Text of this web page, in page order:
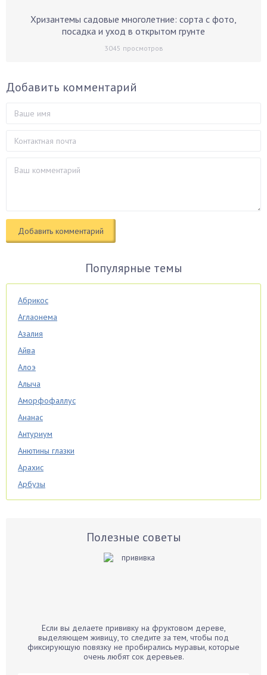
Хризантемы садовые многолетние: сорта с фото,
посадка и уход в открытом грунте
3045 просмотров
Добавить комментарий
Популярные темы
Абрикос
Аглаонема
Азалия
Айва
Алоэ
Алыча
Аморфофаллус
Ананас
Антуриум
Анютины глазки
Арахис
Арбузы
Аспарагус
Бархатцы
Бегония
Полезные советы
Если вы делаете прививку на фруктовом дереве,
выделяющем живицу, то следите за тем, чтобы под
фиксирующую повязку не пробирались муравьи, которые
очень любят сок деревьев.